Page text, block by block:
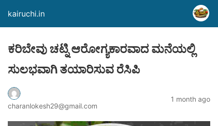
kairuchi.in
ಕರಿಬೇವು ಚಟ್ನಿ ಆರೋಗ್ಯಕಾರವಾದ ಮನೆಯಲ್ಲಿ
ಸುಲಭವಾಗಿ ತಯಾರಿಸುವ ರೆಸಿಪಿ
charanlokesh29@gmail.com
1 month ago